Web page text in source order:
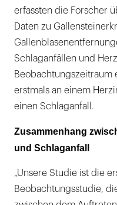
erfassten die Forscher
Daten zu
Schlaganfällen und
Beobachtungszeitraum
erstmals an einem
einen Schlaganfall.
Zusammenhang
und Schlaganfall
„Unsere Studie ist die
Beobachtungsstudie,